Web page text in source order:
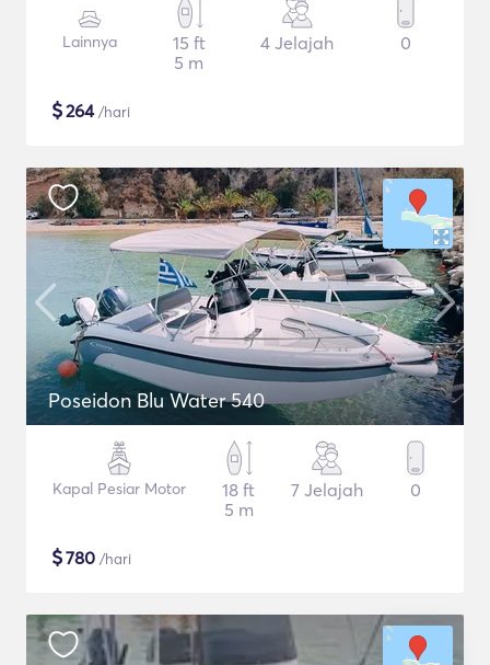
Lainnya
15 ft
5 m
4 Jelajah 0
$264/hari
Poseidon Blu Water 540
Kapal Pesiar Motor
18 ft
5 m
7 Jelajah 0
$780 /hari